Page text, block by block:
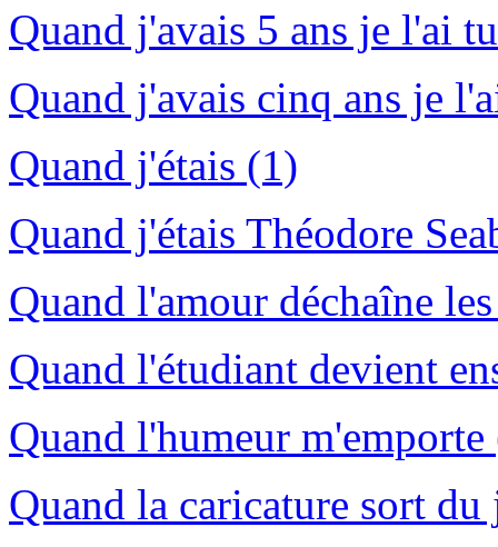
Quand j'avais 5 ans je l'ai
Quand j'avais cinq ans je
Quand j'étais (1)
Quand j'étais Théodore
Quand l'amour déchaîne
Quand l'étudiant devient
Quand l'humeur m'emporte
Quand la caricature sort